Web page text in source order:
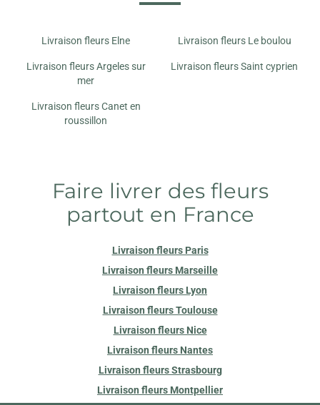
Livraison fleurs Elne Livraison fleurs Le boulou
Livraison fleurs Argeles sur
mer
Livraison fleurs Saint cyprien
Livraison fleurs Canet en
roussillon
Faire livrer des fleurs
partout en France
Livraison fleurs Paris
Livraison fleurs Marseille
Livraison fleurs Lyon
Livraison fleurs Toulouse
Livraison fleurs Nice
Livraison fleurs Nantes
Livraison fleurs Strasbourg
Livraison fleurs Montpellier